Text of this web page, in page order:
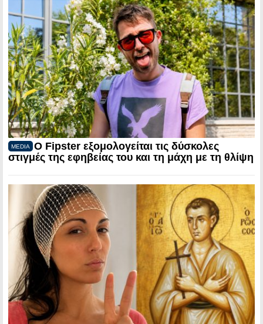
MEDIA
Ο Fipster εξομολογείται τις δύσκολες
στιγμές της εφηβείας του και τη μάχη με τη θλίψη